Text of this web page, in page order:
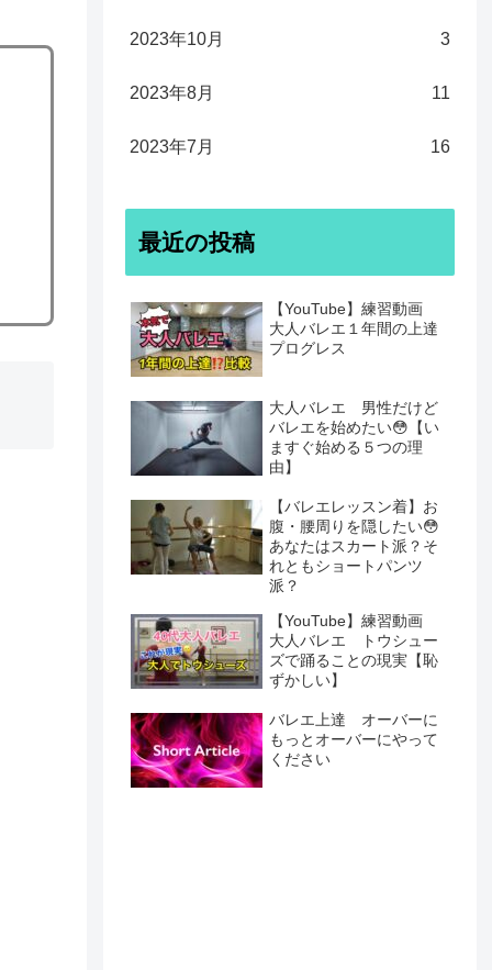
2023年10月 3
2023年8月 11
2023年7月 16
最近の投稿
【YouTube】練習動画
大人バレエ１年間の上達
プログレス
大人バレエ 男性だけど
バレエを始めたい😳【い
ますぐ始める５つの理
由】
【バレエレッスン着】お
腹・腰周りを隠したい😳
あなたはスカート派？そ
れともショートパンツ
派？
【YouTube】練習動画
大人バレエ トウシュー
ズで踊ることの現実【恥
ずかしい】
バレエ上達 オーバーに
もっとオーバーにやって
ください